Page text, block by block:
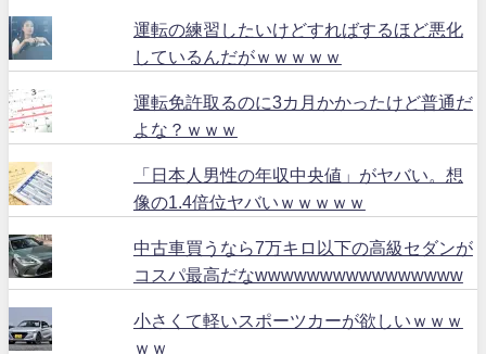
運転の練習したいけどすればするほど悪化
しているんだがｗｗｗｗｗ
運転免許取るのに3カ月かかったけど普通だ
よな？ｗｗｗ
「日本人男性の年収中央値」がヤバい。想
像の1.4倍位ヤバいｗｗｗｗｗ
中古車買うなら7万キロ以下の高級セダンが
コスパ最高だなwwwwwwwwwwwwwwww
小さくて軽いスポーツカーが欲しいｗｗｗ
ｗｗ